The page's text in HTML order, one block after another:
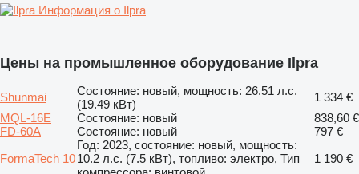
Информация о Ilpra
Цены на промышленное оборудование Ilpra
Shunmai
Состояние: новый, мощность: 26.51 л.с.
(19.49 кВт)
1 334 €
MQL-16E
Состояние: новый
838,60 €
FD-60A
Состояние: новый
797 €
FormaTech 10
Год: 2023, состояние: новый, мощность:
10.2 л.с. (7.5 кВт), топливо: электро, Тип
1 190 €